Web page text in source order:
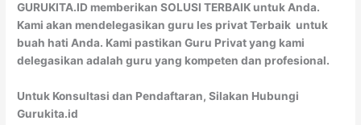
GURUKITA.ID memberikan SOLUSI TERBAIK untuk Anda.
Kami akan mendelegasikan guru les privat Terbaik untuk
buah hati Anda. Kami pastikan Guru Privat yang kami
delegasikan adalah guru yang kompeten dan profesional.
Untuk Konsultasi dan Pendaftaran, Silakan Hubungi
Gurukita.id